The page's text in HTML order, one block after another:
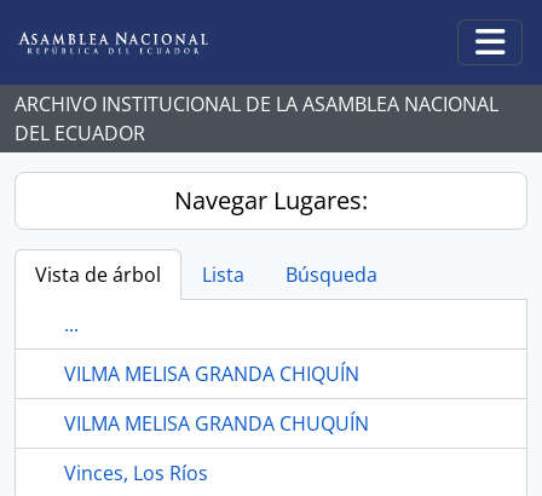
ARCHIVO INSTITUCIONAL DE LA ASAMBLEA NACIONAL
DEL ECUADOR
Navegar Lugares:
Vista de árbol Lista
Búsqueda
...
VILMA MELISA GRANDA CHIQUÍN
VILMA MELISA GRANDA CHUQUÍN
Vinces, Los Ríos